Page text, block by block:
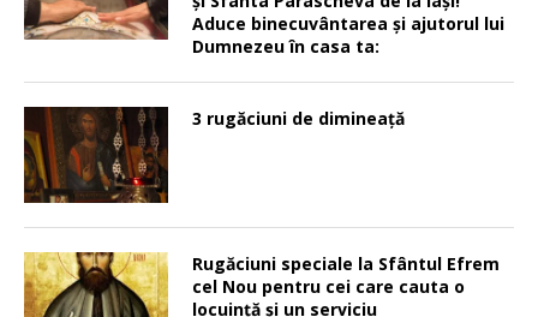
Aduce binecuvântarea şi ajutorul lui
Dumnezeu în casa ta:
3 rugăciuni de dimineață
Rugăciuni speciale la Sfântul Efrem
cel Nou pentru cei care cauta o
locuinţă şi un serviciu